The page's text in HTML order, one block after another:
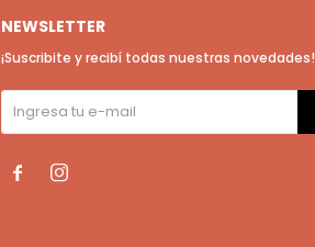
NEWSLETTER
¡Suscribite y recibí todas nuestras novedades!
 